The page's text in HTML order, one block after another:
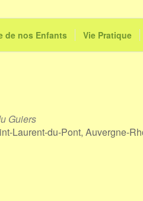
de nos Enfants Vie Pratique
Guiers
Laurent-du-Pont, Auvergne-